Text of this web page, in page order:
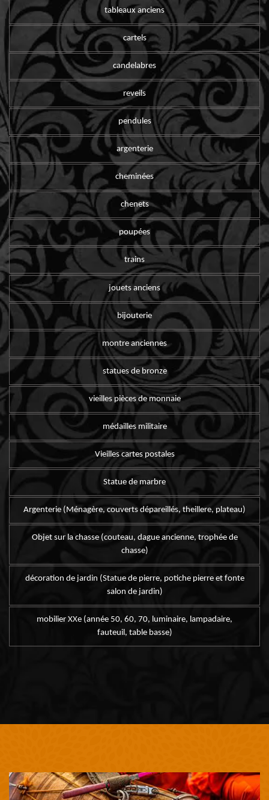
tableaux anciens
cartels
candelabres
reveils
pendules
argenterie
cheminées
chenets
poupées
trains
jouets anciens
bijouterie
montre anciennes
statues de bronze
vieilles pièces de monnaie
médailles militaire
Vieilles cartes postales
Statue de marbre
Argenterie (Ménagère, couverts dépareillés, theillere, plateau)
Objet sur la chasse (couteau, dague ancienne, trophée de
chasse)
décoration de jardin (Statue de pierre, potiche pierre et fonte
salon de jardin)
mobilier XXe (année 50, 60, 70, luminaire, lampadaire,
fauteuil, table basse)